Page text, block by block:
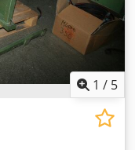
1 / 5